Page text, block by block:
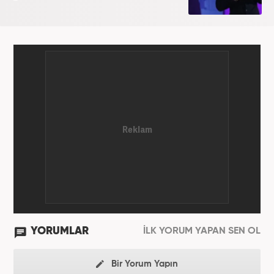
YORUMLAR İLK YORUM YAPAN SEN OL
Bir Yorum Yapın